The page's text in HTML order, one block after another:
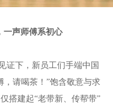
一声师傅系初心
证下，新员工们手端中国
，请喝茶！”饱含敬意与求
搭建起“老带新、传帮带”